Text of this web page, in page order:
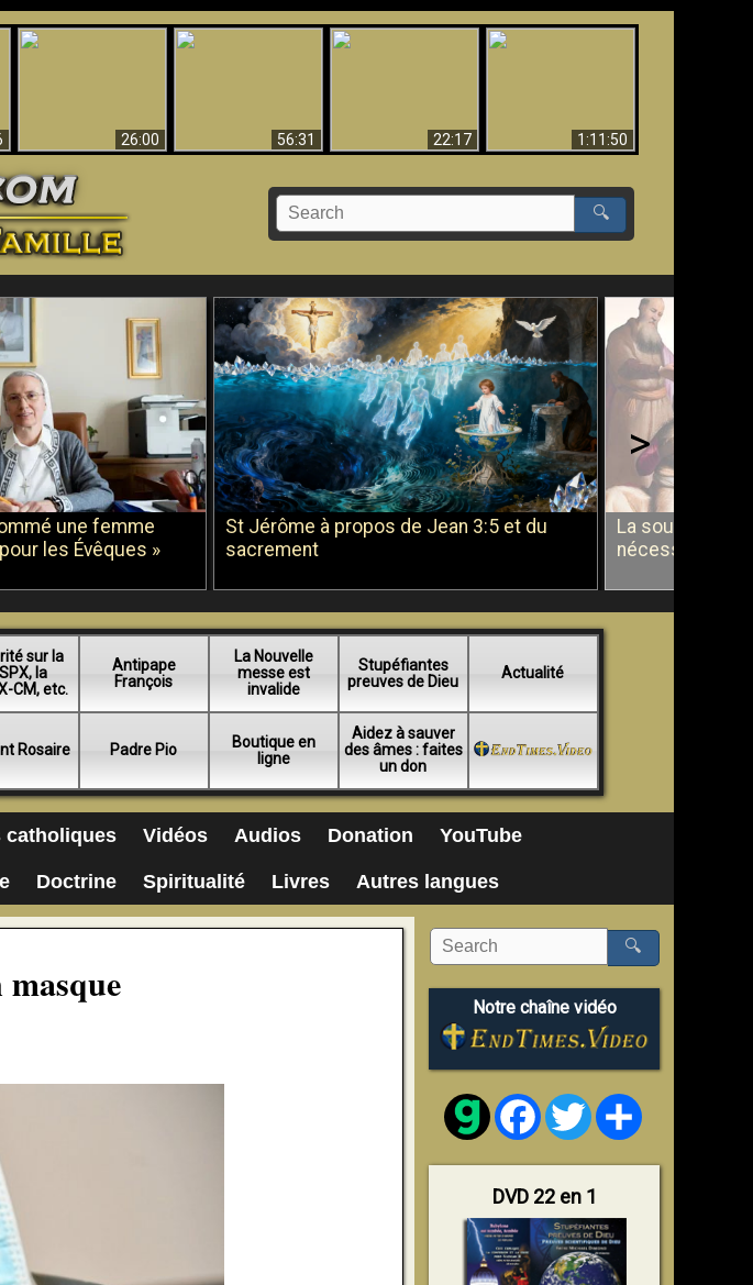
26:00 56:31 22:17
1:11:50
🔍
une femme
les Évêques »
St Jérôme à propos de Jean 3:5 et du
sacrement
La soumission
nécessité du
>
sur la
la
CM, etc.
Antipape
François
La Nouvelle
messe est
invalide
Stupéfiantes
preuves de Dieu
Actualité
Rosaire Padre Pio
Boutique en
ligne
Aidez à sauver
des âmes : faites
un don
catholiques Vidéos Audios Donation YouTube
Doctrine Spiritualité Livres Autres langues
🔍
Notre chaîne vidéo
FacebookTwitter
DVD 22 en 1